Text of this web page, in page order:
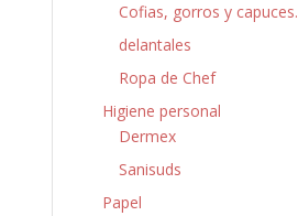
Cofias, gorros y capuces.
delantales
Ropa de Chef
Higiene personal
Dermex
Sanisuds
Papel